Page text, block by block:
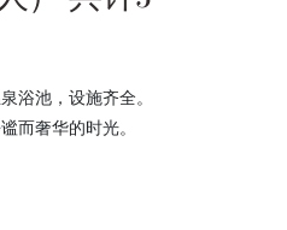
浴池，设施齐全。
而奢华的时光。